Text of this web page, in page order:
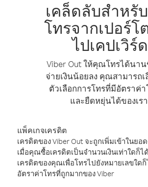
เคล็ดลับสำหรั
โทรจากเปอร์โ
ไปเคปเวิร์ด
Viber Out ให้คุณโทรได้นา
จ่ายเงินน้อยลง คุณสามารถเ
ตัวเลือกการโทรที่มีอัตราค่า
และยืดหยุ่นได้ของเร
แพ็คเกจเครดิต
เครดิตของ Viber Out จะถูกเพิ่มเข้าในย
เมื่อคุณซื้อเครดิตเป็นจำนวนเงินเท่าใดก็
เครดิตของคุณเพื่อโทรไปยังหมายเลขใด
อัตราค่าโทรที่ถูกมากของ Viber